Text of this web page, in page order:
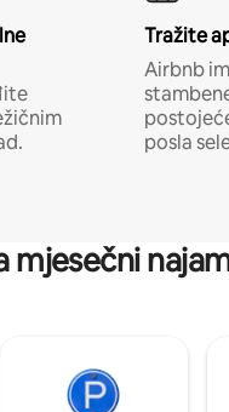
Tražite
Airbnb
posla
mjesečni